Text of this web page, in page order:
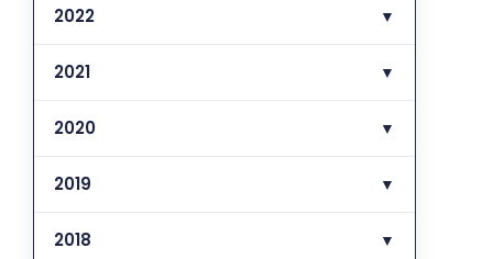
2022 ▼
2021 ▼
2020 ▼
2019 ▼
2018 ▼